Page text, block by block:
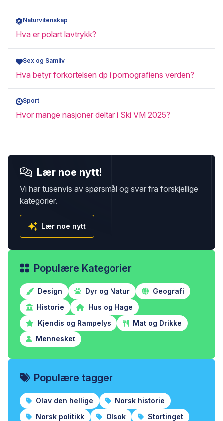
Naturvitenskap
Hva er polart lavtrykk?
Sex og Samliv
Hva betyr forkortelsen dp i pornografiens verden?
Sport
Hvor mange nasjoner deltar i Ski VM 2025?
Lær noe nytt!
Vi har tusenvis av spørsmål og svar fra forskjellige
kategorier.
Lær noe nytt
Populære Kategorier
Design Dyr og Natur
Geografi
Historie
Hus og Hage
Kjendis og Rampelys
Mat og Drikke
Mennesket
Populære tagger
Olav den hellige
Norsk historie
Norsk politikk
Olsok
Stortinget